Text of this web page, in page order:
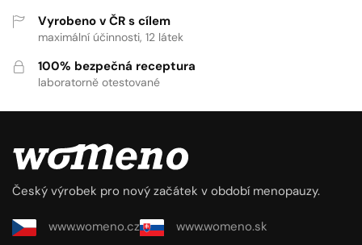
Vyrobeno v ČR s cílem
maximální účinnosti, 12 látek
100% bezpečná receptura
laboratorně otestované
Český výrobek pro nový začátek v období menopauzy.
www.womeno.cz www.womeno.sk